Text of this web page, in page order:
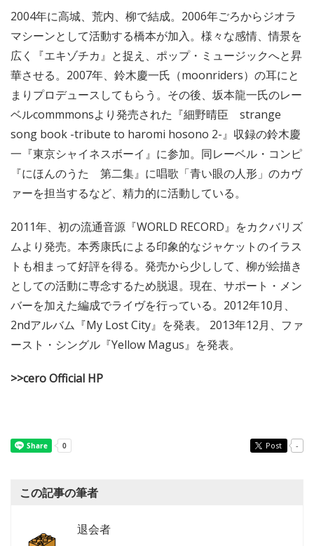
2004年に高城、荒内、柳で結成。2006年ごろからジオラ
マシーンとして活動する橋本が加入。様々な感情、情景を
広く『エキゾチカ』と捉え、ポップ・ミュージックへと昇
華させる。2007年、鈴木慶一氏（moonriders）の耳にと
まりプロデュースしてもらう。その後、坂本龍一氏のレー
ベルcommmonsより発売された『細野晴臣 strange
song book -tribute to haromi hosono 2-』収録の鈴木慶
一『東京シャイネスボーイ』に参加。同レーベル・コンピ
『にほんのうた 第二集』に唱歌「青い眼の人形」のカヴ
ァーを担当するなど、精力的に活動している。
2011年、初の流通音源『WORLD RECORD』をカクバリズ
ムより発売。本秀康氏による印象的なジャケットのイラス
トも相まって好評を得る。発売から少しして、柳が絵描き
としての活動に専念するため脱退。現在、サポート・メン
バーを加えた編成でライヴを行っている。2012年10月、
2ndアルバム『My Lost City』を発表。 2013年12月、ファ
ースト・シングル『Yellow Magus』を発表。
>>cero Official HP
Post -
この記事の筆者
退会者